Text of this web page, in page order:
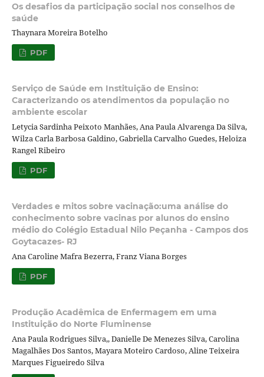
Os desafios da participação social nos conselhos de
saúde
Thaynara Moreira Botelho
PDF
Serviço de Saúde em Instituição de Ensino:
Caracterizando os atendimentos da população no
ambiente escolar
Letycia Sardinha Peixoto Manhães, Ana Paula Alvarenga Da Silva,
Wilza Carla Barbosa Galdino, Gabriella Carvalho Guedes, Heloiza
Rangel Ribeiro
PDF
Verdades e mitos sobre vacinação:uma análise do
conhecimento sobre vacinas por alunos do ensino
médio do Colégio Estadual Nilo Peçanha - Campos dos
Goytacazes- RJ
Ana Caroline Mafra Bezerra, Franz Viana Borges
PDF
Produção Acadêmica de Enfermagem em uma
Instituição do Norte Fluminense
Ana Paula Rodrigues Silva,, Danielle De Menezes Silva, Carolina
Magalhães Dos Santos, Mayara Moteiro Cardoso, Aline Teixeira
Marques Figueiredo Silva